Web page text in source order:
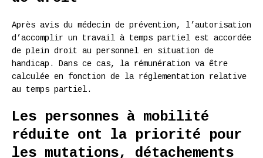
Après avis du médecin de prévention, l’autorisation
d’accomplir un travail à temps partiel est accordée
de plein droit au personnel en situation de
handicap. Dans ce cas, la rémunération va être
calculée en fonction de la réglementation relative
au temps partiel.
Les personnes à mobilité
réduite ont la priorité pour
les mutations, détachements